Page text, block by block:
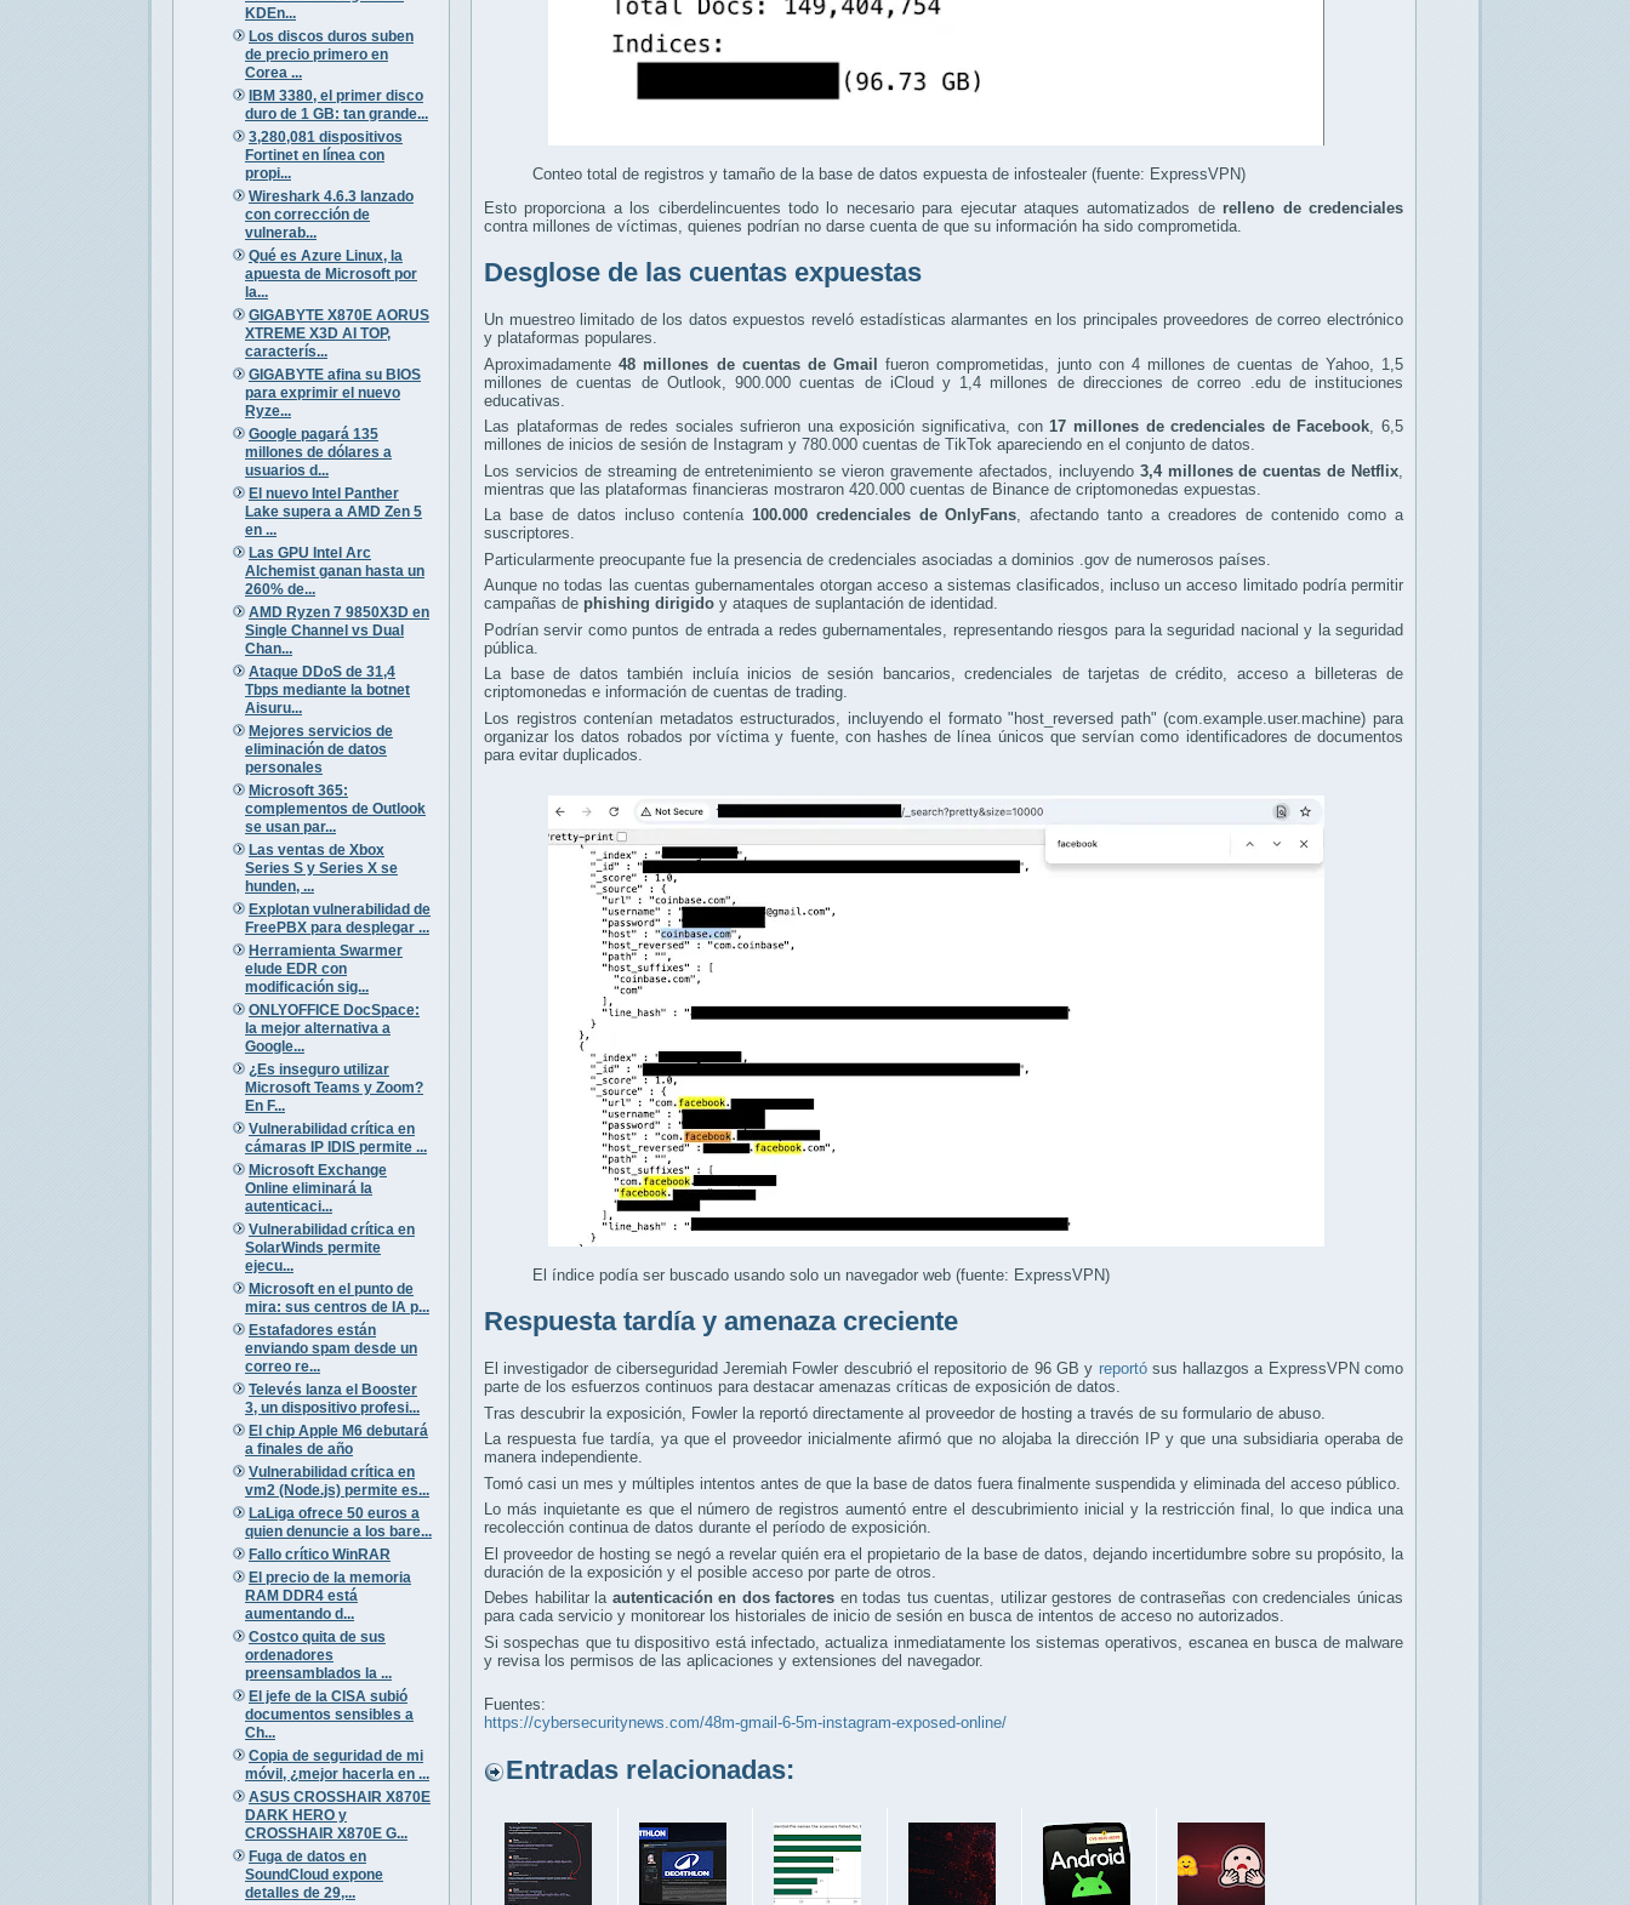
KDEn...
Los discos duros suben
de precio primero en
Corea ...
IBM 3380, el primer disco
duro de 1 GB: tan grande...
3,280,081 dispositivos
Fortinet en línea con
propi...
Wireshark 4.6.3 lanzado
con corrección de
vulnerab...
Qué es Azure Linux, la
apuesta de Microsoft por
la...
GIGABYTE X870E AORUS
XTREME X3D AI TOP,
caracterís...
GIGABYTE afina su BIOS
para exprimir el nuevo
Ryze...
Google pagará 135
millones de dólares a
usuarios d...
El nuevo Intel Panther
Lake supera a AMD Zen 5
en ...
Las GPU Intel Arc
Alchemist ganan hasta un
260% de...
AMD Ryzen 7 9850X3D en
Single Channel vs Dual
Chan...
Ataque DDoS de 31,4
Tbps mediante la botnet
Aisuru...
Mejores servicios de
eliminación de datos
personales
Microsoft 365:
complementos de Outlook
se usan par...
Las ventas de Xbox
Series S y Series X se
hunden, ...
Explotan vulnerabilidad de
FreePBX para desplegar ...
Herramienta Swarmer
elude EDR con
modificación sig...
ONLYOFFICE DocSpace:
la mejor alternativa a
Google...
¿Es inseguro utilizar
Microsoft Teams y Zoom?
En F...
Vulnerabilidad crítica en
cámaras IP IDIS permite ...
Microsoft Exchange
Online eliminará la
autenticaci...
Vulnerabilidad crítica en
SolarWinds permite
ejecu...
Microsoft en el punto de
mira: sus centros de IA p...
Estafadores están
enviando spam desde un
correo re...
Televés lanza el Booster
3, un dispositivo profesi...
El chip Apple M6 debutará
a finales de año
Vulnerabilidad crítica en
vm2 (Node.js) permite es...
LaLiga ofrece 50 euros a
quien denuncie a los bare...
Fallo crítico WinRAR
El precio de la memoria
RAM DDR4 está
aumentando d...
Costco quita de sus
ordenadores
preensamblados la ...
El jefe de la CISA subió
documentos sensibles a
Ch...
Copia de seguridad de mi
móvil, ¿mejor hacerla en ...
ASUS CROSSHAIR X870E
DARK HERO y
CROSSHAIR X870E G...
Fuga de datos en
SoundCloud expone
detalles de 29,...
Conteo total de registros y tamaño de la base de datos expuesta de infostealer (fuente: ExpressVPN)
Esto proporciona a los ciberdelincuentes todo lo necesario para ejecutar ataques automatizados de relleno de credenciales
contra millones de víctimas, quienes podrían no darse cuenta de que su información ha sido comprometida.
Desglose de las cuentas expuestas
Un muestreo limitado de los datos expuestos reveló estadísticas alarmantes en los principales proveedores de correo electrónico
y plataformas populares.
Aproximadamente48 millones de cuentas de Gmail
fueron comprometidas, junto con 4 millones de cuentas de Yahoo, 1,5
millones de cuentas de Outlook, 900.000 cuentas de iCloud y 1,4 millones de direcciones de correo .edu de instituciones
educativas.
Las plataformas de redes sociales sufrieron una exposición significativa, con17 millones de credenciales de Facebook, 6,5
millones de inicios de sesión de Instagram y 780.000 cuentas de TikTok apareciendo en el conjunto de datos.
Los servicios de streaming de entretenimiento se vieron gravemente afectados, incluyendo 3,4 millones de cuentas de Netflix
mientras que las plataformas financieras mostraron 420.000 cuentas de Binance de criptomonedas expuestas.
La base de datos incluso contenía 100.000 credenciales de OnlyFans, afectando tanto a creadores de contenido como a
suscriptores.
Particularmente preocupante fue la presencia de credenciales asociadas a dominios .gov de numerosos países.
Aunque no todas las cuentas gubernamentales otorgan acceso a sistemas clasificados, incluso un acceso limitado podría permitir
campañas de phishing dirigido y ataques de suplantación de identidad.
Podrían servir como puntos de entrada a redes gubernamentales, representando riesgos para la seguridad nacional y la seguridad
pública.
La base de datos también incluía inicios de sesión bancarios, credenciales de tarjetas de crédito, acceso a billeteras de
criptomonedas e información de cuentas de trading.
Los registros contenían metadatos estructurados, incluyendo el formato "host_reversed path" (com.example.user.machine) para
organizar los datos robados por víctima y fuente, con hashes de línea únicos que servían como identificadores de documentos
para evitar duplicados.
El índice podía ser buscado usando solo un navegador web (fuente: ExpressVPN)
Respuesta tardía y amenaza creciente
El investigador de ciberseguridad Jeremiah Fowler descubrió el repositorio de 96 GB y reportósus hallazgos a ExpressVPN como
parte de los esfuerzos continuos para destacar amenazas críticas de exposición de datos.
Tras descubrir la exposición, Fowler la reportó directamente al proveedor de hosting a través de su formulario de abuso.
La respuesta fue tardía, ya que el proveedor inicialmente afirmó que no alojaba la dirección IP y que una subsidiaria operaba de
manera independiente.
Tomó casi un mes y múltiples intentos antes de que la base de datos fuera finalmente suspendida y eliminada del acceso público.
Lo más inquietante es que el número de registros aumentó entre el descubrimiento inicial y la restricción final, lo que indica una
recolección continua de datos durante el período de exposición.
El proveedor de hosting se negó a revelar quién era el propietario de la base de datos, dejando incertidumbre sobre su propósito, la
duración de la exposición y el posible acceso por parte de otros.
Debes habilitar la autenticación en dos factores en todas tus cuentas, utilizar gestores de contraseñas con credenciales únicas
para cada servicio y monitorear los historiales de inicio de sesión en busca de intentos de acceso no autorizados.
Si sospechas que tu dispositivo está infectado, actualiza inmediatamente los sistemas operativos, escanea en busca de malware
y revisa los permisos de las aplicaciones y extensiones del navegador.
Fuentes:
https://cybersecuritynews.com/48m-gmail-6-5m-instagram-exposed-online/
Entradas relacionadas: